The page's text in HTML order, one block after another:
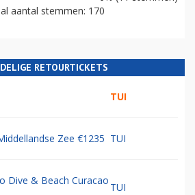
aantal stemmen: 170
RETOURTICKETS
TUI
Zee €1235 TUI
Dive & Beach Curacao
TUI